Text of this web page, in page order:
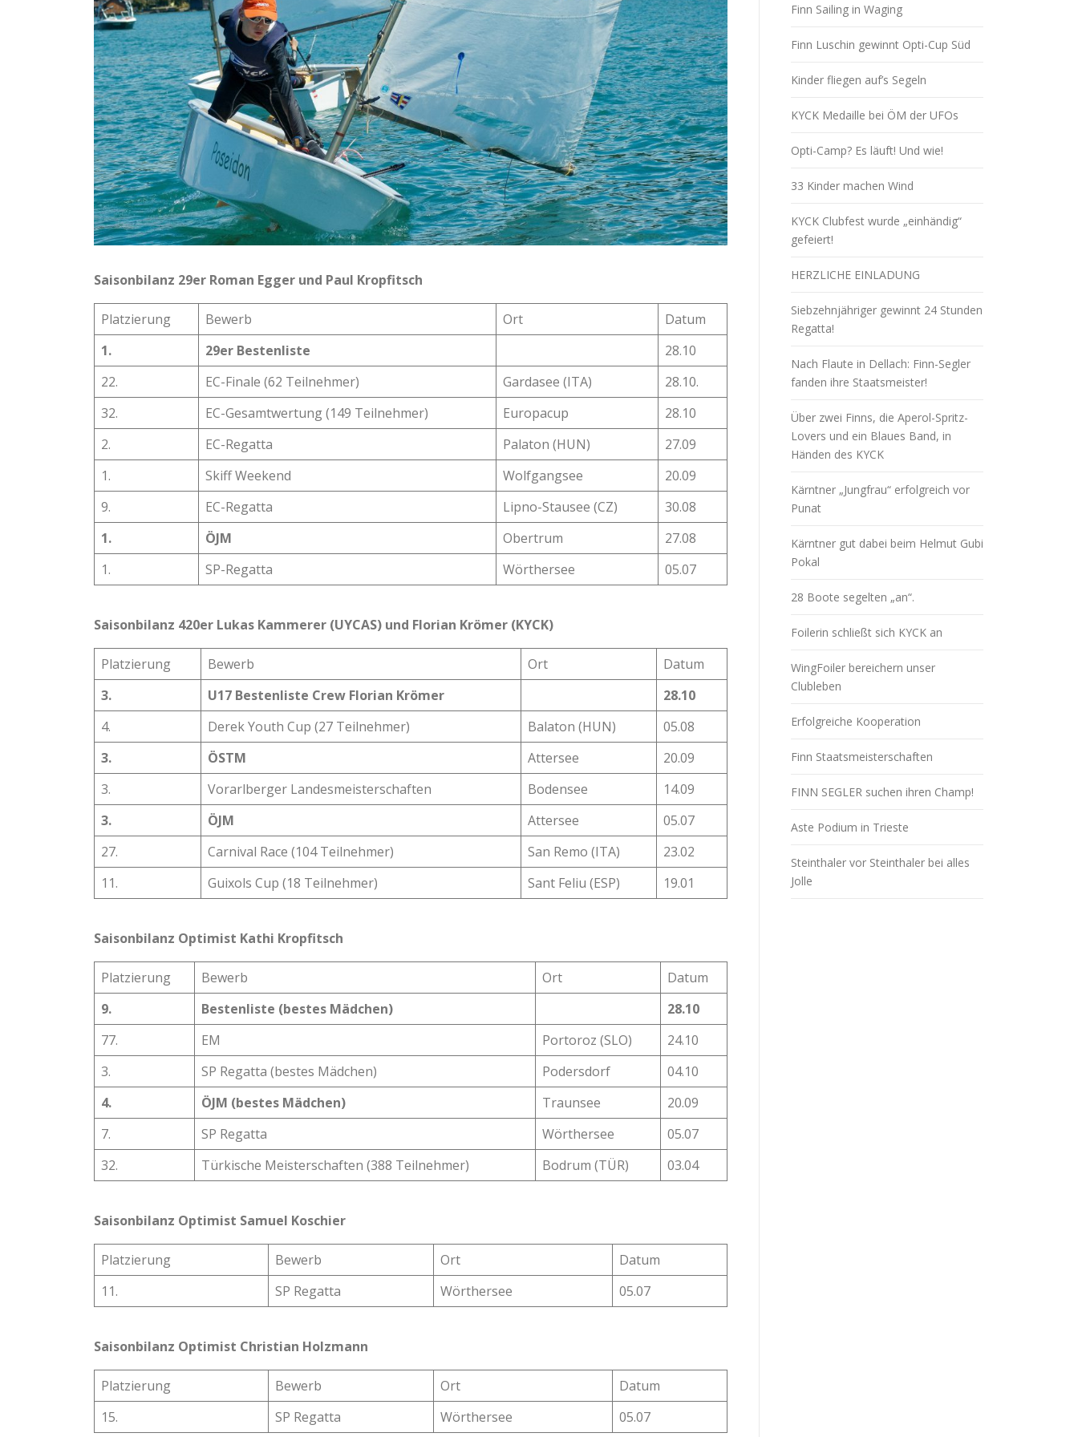
Saisonbilanz 29er Roman Egger und Paul Kropfitsch
Platzierung Bewerb Ort
Datum
1.
29er Bestenliste
28.10
22.
EC-Finale (62 Teilnehmer) Gardasee (ITA)
28.10.
32.
EC-Gesamtwertung (149 Teilnehmer) Europacup
28.10
2.
EC-Regatta Palaton (HUN)
27.09
1.
Skiff Weekend Wolfgangsee
20.09
9.
EC-Regatta Lipno-Stausee (CZ)
30.08
1.
ÖJM Obertrum
27.08
1.
SP-Regatta Wörthersee 05.07
Saisonbilanz 420er Lukas Kammerer (UYCAS) und Florian Krömer (KYCK)
Platzierung Bewerb Ort
Datum
3.
U17 Bestenliste Crew Florian Krömer
28.10
4.
Derek Youth Cup (27 Teilnehmer) Balaton (HUN)
05.08
3.
ÖSTM Attersee
20.09
3.
Vorarlberger Landesmeisterschaften Bodensee
14.09
3.
ÖJM Attersee
05.07
27.
Carnival Race (104 Teilnehmer) San Remo (ITA)
23.02
11.
Guixols Cup (18 Teilnehmer) Sant Feliu (ESP) 19.01
Saisonbilanz Optimist Kathi Kropfitsch
Platzierung Bewerb Ort
Datum
9.
Bestenliste (bestes Mädchen)
28.10
77.
EM Portoroz (SLO)
24.10
3.
SP Regatta (bestes Mädchen) Podersdorf
04.10
4.
ÖJM (bestes Mädchen) Traunsee
20.09
7.
SP Regatta Wörthersee
05.07
32.
Türkische Meisterschaften (388 Teilnehmer) Bodrum (TÜR) 03.04
Saisonbilanz Optimist Samuel Koschier
Platzierung Bewerb Ort
Datum
11.
SP Regatta Wörthersee 05.07
Saisonbilanz Optimist Christian Holzmann
Platzierung Bewerb Ort
Datum
15.
SP Regatta Wörthersee 05.07
Finn Sailing in Waging
Finn Luschin gewinnt Opti-Cup Süd
Kinder fliegen auf’s Segeln
KYCK Medaille bei ÖM der UFOs
Opti-Camp? Es läuft! Und wie!
33 Kinder machen Wind
KYCK Clubfest wurde „einhändig“
gefeiert!
HERZLICHE EINLADUNG
Siebzehnjähriger gewinnt 24 Stunden
Regatta!
Nach Flaute in Dellach: Finn-Segler
fanden ihre Staatsmeister!
Über zwei Finns, die Aperol-Spritz-
Lovers und ein Blaues Band, in
Händen des KYCK
Kärntner „Jungfrau“ erfolgreich vor
Punat
Kärntner gut dabei beim Helmut Gubi
Pokal
28 Boote segelten „an“.
Foilerin schließt sich KYCK an
WingFoiler bereichern unser
Clubleben
Erfolgreiche Kooperation
Finn Staatsmeisterschaften
FINN SEGLER suchen ihren Champ!
Aste Podium in Trieste
Steinthaler vor Steinthaler bei alles
Jolle